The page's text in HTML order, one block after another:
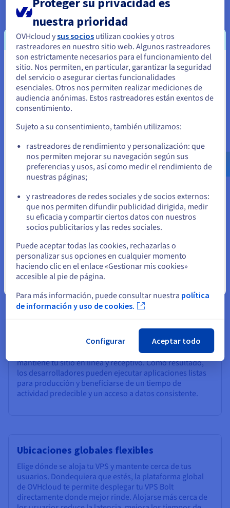
Recursos aislados
Tus recursos VPS son dedicados, lo que significa un
rendimiento constante, tiempos de carga rápidos y mejor
fiabilidad para tu sitio, incluso durante picos de tráfico. Los
servidores privados virtuales son la solución ideal para
aplicaciones y sitios de producción, ofreciendo la estabilidad
y velocidad que los usuarios exigen.
Escalado rentable
Comienza pequeño y luego actualiza tu plan cuando necesites
más potencia o almacenamiento. Gracias a la infraestructura
, te beneficias de un rendimiento de disco rápido a
medida que tu proyecto crece. Es una forma práctica de
gestionar los costes de alojamiento a lo largo del tiempo
mientras mantienes tus datos, tráfico de usuarios y
aplicaciones seguros.
¿Por qué elegir OVHcloud para tu
VPS Bolt?
Fiabilidad optimizada
El alojamiento VPS Bolt de OVHcloud está diseñado para
un alojamiento de aplicaciones estable, con un
automatizadas y opciones de despliegue flexibles. No
importa lo que estés desplegando: una aplicación Bolt,
un sitio web en PHP o un repositorio de GitHub, tu VPS
mantiene tu sitio en línea y receptivo. Como resultado,
los desarrolladores pueden ejecutar aplicaciones listas
para producción y beneficiarse de un tiempo de
actividad predecible y un acceso a datos consistente.
Ubicaciones globales flexibles
Elige dónde se aloja tu VPS y mantente cerca de tus
usuarios. Dondequiera que estés, la plataforma global
de OVHcloud te permite desplegar tu VPS Bolt
directamente donde mejor rinde. Alojarse más cerca de
Parece que está ubicado en Estados
Unidos
Si quiere hacer un pedido desde Estados Unidos, deberá buscar
el sitio web adecuado y crear una cuenta.
us.ovhcloud.com/
Inglés USD - $
Permanezca en el sitio web actual
nuestra prioridad
OVHcloud ysus socios utilizan cookies y otros
rastreadores en nuestro sitio web. Algunos rastreadores
son estrictamente necesarios para el funcionamiento del
sitio. Nos permiten, en particular, garantizar la seguridad
del servicio o asegurar ciertas funcionalidades
esenciales. Otros nos permiten realizar mediciones de
audiencia anónimas. Estos rastreadores están exentos de
consentimiento.
Sujeto a su consentimiento, también utilizamos:
rastreadores de rendimiento y personalización: que
nos permiten mejorar su navegación según sus
preferencias y usos, así como medir el rendimiento de
nuestras páginas;
y rastreadores de redes sociales y de socios externos:
que nos permiten difundir publicidad dirigida, medir
su eficacia y compartir ciertos datos con nuestros
socios publicitarios y las redes sociales.
Puede aceptar todas las cookies, rechazarlas o
personalizar sus opciones en cualquier momento
haciendo clic en el enlace «Gestionar mis cookies»
accesible al pie de página.
Para más información, puede consultar nuestra política
de información y uso de cookies.
Configurar Aceptar todo